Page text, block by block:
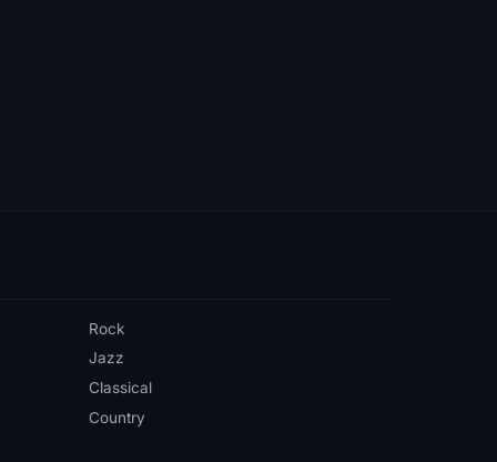
Rock
Jazz
Classical
Country